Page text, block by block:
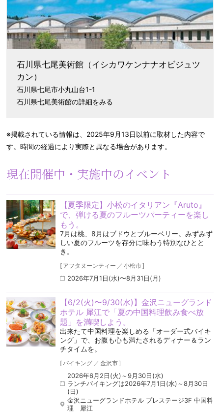
石川県七尾美術館 （イシカワケンナナオビジュツ
カン）
石川県七尾市小丸山台1-1
石川県七尾美術館の詳細をみる
※掲載されている情報は、2025年9月13日以前に取材した内容で
す。時間の経過により実際と異なる場合があります。
現在開催中・実施中のイベント
【夏季限定】小松のイタリアン『Aruto』
で、弾ける夏のフルーツパーティーを楽し
もう。
7月は桃、8月はブドウとブルーベリー。みずみず
しい夏のフルーツを存分に味わう特別なひとと
き。
[ アフタヌーンティー ／ 小松市]
2026年7月1日(水)〜8月31日(月)
【6/2(火)〜9/30(水)】金沢ニューグランド
ホテル 犀江で「夏の中国料理飲み食べ放
題」を満喫しよう。
出来たて中国料理を楽しめる「オーダー式バイキ
ング」で、お腹も心も満たされるディナー＆ラン
チタイムを。
[バイキング ／ 金沢市]
2026年6月2日(火)～9月30日(水)
ランチバイキングは2026年7月1日(水)～8月30日
(日)
金沢ニューグランドホテル プレステージ3F 中国料
理 犀江